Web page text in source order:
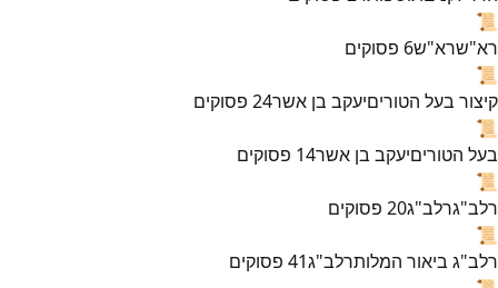
📜
רא"שרא"ש6 פסוקים
📜
קיצור בעל הטוריםיעקב בן אשר24 פסוקים
📜
בעל הטוריםיעקב בן אשר14 פסוקים
📜
רלב"גרלב"ג20 פסוקים
📜
רלב"ג ביאור המלותרלב"ג41 פסוקים